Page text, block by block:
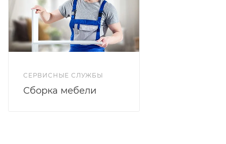
СЕРВИСНЫЕ СЛУЖБЫ
Сборка мебели